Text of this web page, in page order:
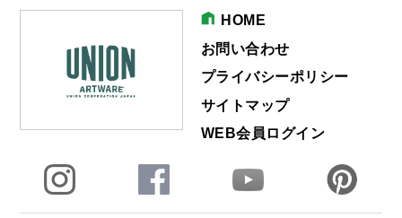
HOME
お問い合わせ
プライバシーポリシー
サイトマップ
WEB会員ログイン